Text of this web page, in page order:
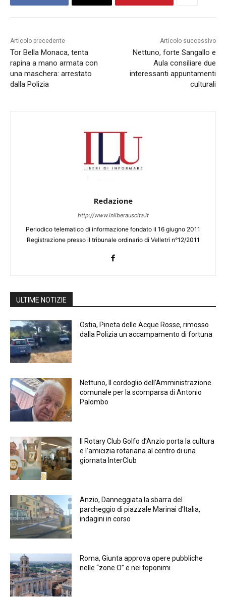
Articolo precedente
Tor Bella Monaca, tenta
rapina a mano armata con
una maschera: arrestato
dalla Polizia
Articolo successivo
Nettuno, forte Sangallo e
Aula consiliare due
interessanti appuntamenti
culturali
Redazione
http://www.inliberauscita.it
Periodico telematico di informazione fondato il 16 giugno 2011
Registrazione presso il tribunale ordinario di Velletri n°12/2011
ULTIME NOTIZIE
Ostia, Pineta delle Acque Rosse, rimosso
dalla Polizia un accampamento di fortuna
Nettuno, Il cordoglio dell’Amministrazione
comunale per la scomparsa di Antonio
Palombo
Il Rotary Club Golfo d’Anzio porta la cultura
e l’amicizia rotariana al centro di una
giornata InterClub
Anzio, Danneggiata la sbarra del
parcheggio di piazzale Marinai d’Italia,
indagini in corso
Roma, Giunta approva opere pubbliche
nelle “zone O” e nei toponimi